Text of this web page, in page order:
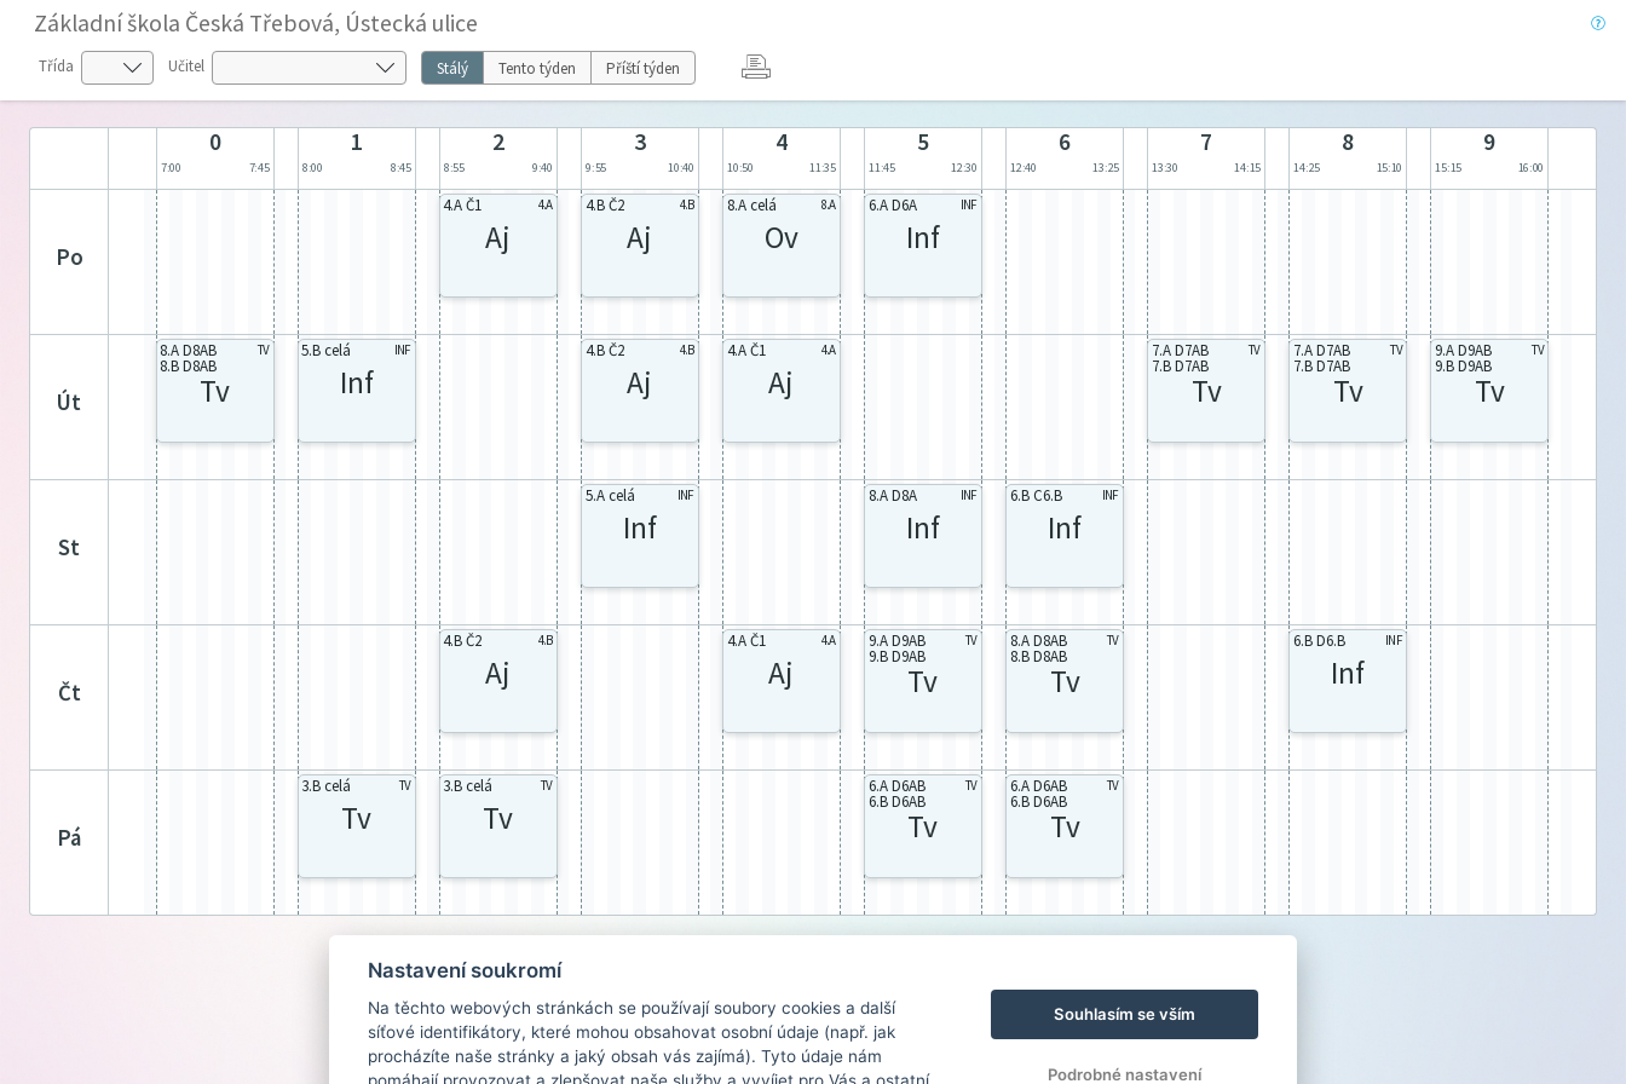
Základní škola Česká Třebová, Ústecká ulice
Třída Učitel Stálý Tento týden Příští týden
0
7:00 7:45
1
8:00 8:45
2
8:55 9:40
3
9:55 10:40
4
10:50 11:35
5
11:45 12:30
6
12:40 13:25
7
13:30 14:15
8
14:25 15:10
9
15:15 16:00
po
4.A Č1 4.A
Aj
4.B Č2 4.B
Aj
8.A celá 8.A
Ov
6.A D6A INF
Inf
út
8.A D8AB
8.B D8AB
TV
Tv
5.B celá INF
Inf
4.B Č2 4.B
Aj
4.A Č1 4.A
Aj
7.A D7AB
7.B D7AB
TV
Tv
7.A D7AB
7.B D7AB
TV
Tv
9.A D9AB
9.B D9AB
TV
Tv
st
5.A celá INF
Inf
8.A D8A INF
Inf
6.B C6.B INF
Inf
čt
4.B Č2 4.B
Aj
4.A Č1 4.A
Aj
9.A D9AB
9.B D9AB
TV
Tv
8.A D8AB
8.B D8AB
TV
Tv
6.B D6.B INF
Inf
pá
3.B celá TV
Tv
3.B celá TV
Tv
6.A D6AB
6.B D6AB
TV
Tv
6.A D6AB
6.B D6AB
TV
Tv
Nastavení soukromí
Na těchto webových stránkách se používají soubory cookies a další
síťové identifikátory, které mohou obsahovat osobní údaje (např. jak
procházíte naše stránky a jaký obsah vás zajímá). Tyto údaje nám
Souhlasím se vším
Podrobné nastavení